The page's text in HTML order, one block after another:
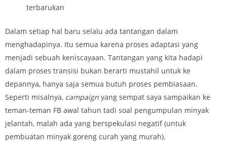
terbarukan
Dalam setiap hal baru selalu ada tantangan dalam
menghadapinya. Itu semua karena proses adaptasi yang
menjadi sebuah keniscayaan. Tantangan yang kita hadapi
dalam proses transisi bukan berarti mustahil untuk ke
depannya, hanya saja semua butuh proses pembiasaan.
Seperti misalnya, campaign yang sempat saya sampaikan ke
teman-teman FB awal tahun tadi soal pengumpulan minyak
jelantah, malah ada yang berspekulasi negatif (untuk
pembuatan minyak goreng curah yang murah).